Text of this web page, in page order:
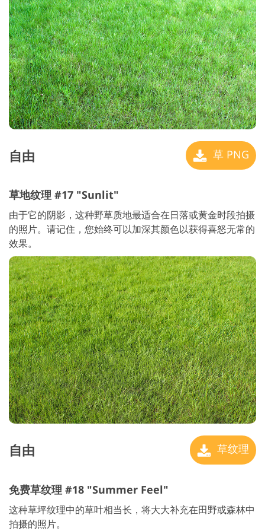
自由 草 PNG
草地纹理 #17 "Sunlit"
由于它的阴影，这种野草质地最适合在日落或黄金时段拍摄
的照片。请记住，您始终可以加深其颜色以获得喜怒无常的
效果。
自由 草纹理
免费草纹理 #18 "Summer Feel"
这种草坪纹理中的草叶相当长，将大大补充在田野或森林中
拍摄的照片。